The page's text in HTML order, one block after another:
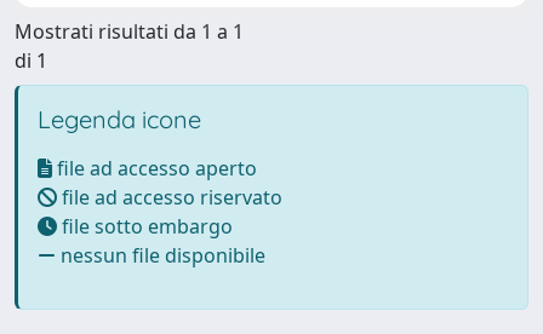
Mostrati risultati da 1 a 1
di 1
Legenda icone
file ad accesso aperto
file ad accesso riservato
file sotto embargo
nessun file disponibile